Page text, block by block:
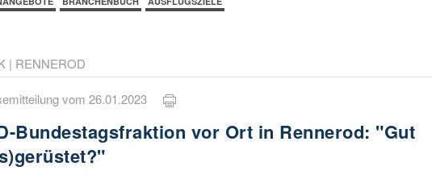
| RENNEROD
vom 26.01.2023
Bundestagsfraktion vor Ort in Rennerod: "Gut